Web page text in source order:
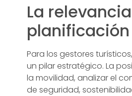
La
Para los gestores
un pilar estratégico. La
la movilidad, analizar el
de seguridad,